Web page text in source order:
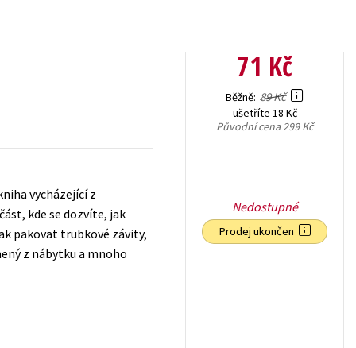
vycházející z
kde se dozvíte, jak
pakovat trubkové závity,
z nábytku a mnoho
71 Kč
Běžně 89 Kč
ušetříte 18 Kč
Původní cena299 Kč
Nedostupné
Prodej ukončen